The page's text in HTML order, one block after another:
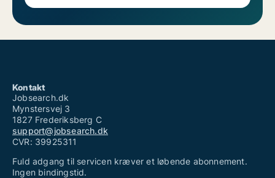
Kontakt
Jobsearch.dk
Mynstersvej 3
1827 Frederiksberg C
support@jobsearch.dk
CVR: 39925311
Fuld adgang til servicen kræver et løbende abonnement.
Ingen bindingstid.